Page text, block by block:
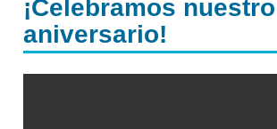
¡Celebramos nuestro
aniversario!